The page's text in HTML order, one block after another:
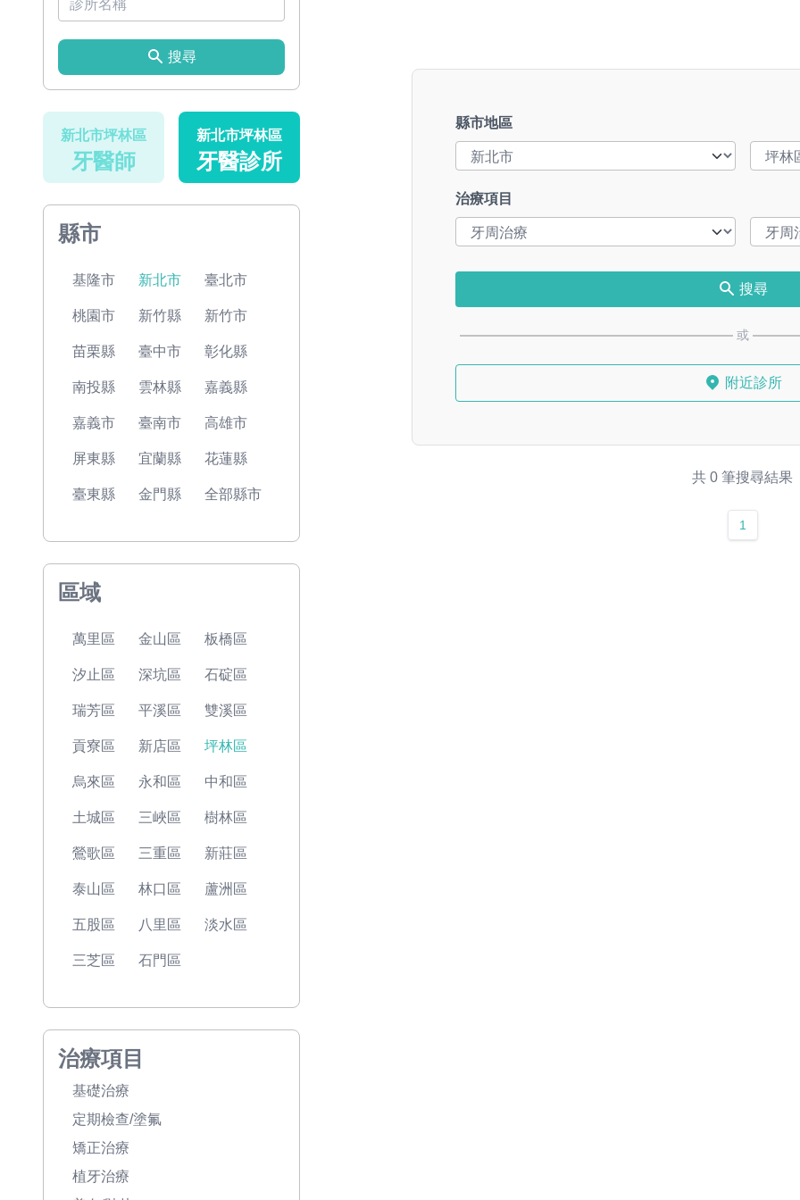
搜尋
新北市坪林區
牙醫師
新北市坪林區
牙醫診所
縣市
基隆市 新北市 臺北市
桃園市 新竹縣 新竹市
苗栗縣 臺中市 彰化縣
南投縣 雲林縣 嘉義縣
嘉義市 臺南市 高雄市
屏東縣 宜蘭縣 花蓮縣
臺東縣 金門縣 全部縣市
區域
萬里區 金山區 板橋區
汐止區 深坑區 石碇區
瑞芳區 平溪區 雙溪區
貢寮區 新店區 坪林區
烏來區 永和區 中和區
土城區 三峽區 樹林區
鶯歌區 三重區 新莊區
泰山區 林口區 蘆洲區
五股區 八里區 淡水區
三芝區 石門區
治療項目
基礎治療
定期檢查/塗氟
矯正治療
植牙治療
縣市地區
治療項目
搜尋
或
附近診所
共 0 筆搜尋結果
1